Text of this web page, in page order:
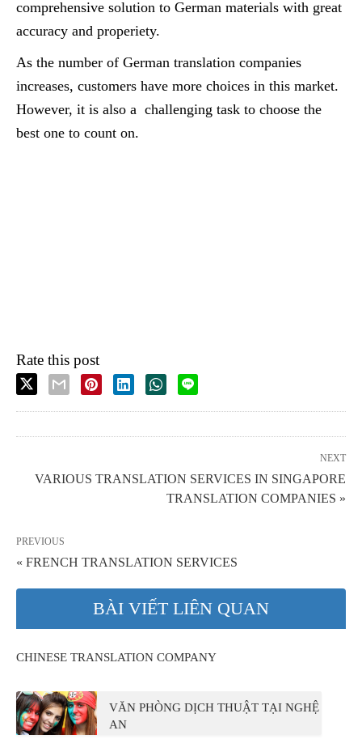
comprehensive solution to German materials with great
accuracy and properiety.
As the number of German translation companies
increases, customers have more choices in this market.
However, it is also a challenging task to choose the
best one to count on.
Rate this post
NEXT
VARIOUS TRANSLATION SERVICES IN SINGAPORE
TRANSLATION COMPANIES »
PREVIOUS
« FRENCH TRANSLATION SERVICES
BÀI VIẾT LIÊN QUAN
CHINESE TRANSLATION COMPANY
VĂN PHÒNG DỊCH THUẬT TẠI NGHỆ
AN